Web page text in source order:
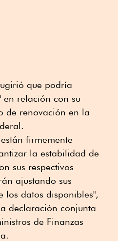
que podría
en relación con su
de renovación en la
firmemente
la estabilidad de
sus respectivos
ajustando sus
los datos disponibles",
declaración conjunta
de Finanzas